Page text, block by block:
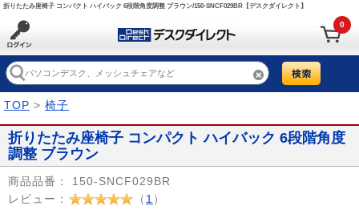
折りたたみ座椅子 コンパクト ハイバック 6段階角度調整 ブラウン/150-SNCF029BR【デスクダイレクト】
0
TOP > 椅子
折りたたみ座椅子 コンパクト ハイバック 6段階角度
調整 ブラウン
商品品番：
150-SNCF029BR
レビュー：
（ 1 ）